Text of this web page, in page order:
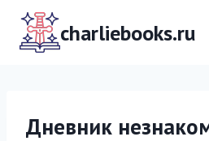
Перейти
содержимомуcharliebooks.ru
Дневник